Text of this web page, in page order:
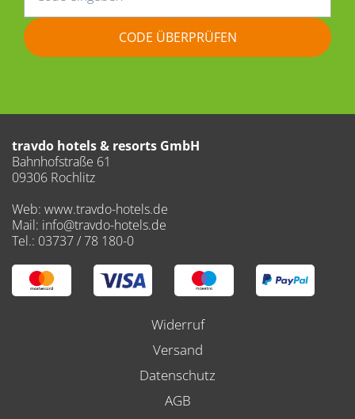
CODE ÜBERPRÜFEN
travdo hotels & resorts GmbH
Bahnhofstraße 61
09306 Rochlitz
Web: www.travdo-hotels.de
Mail: info@travdo-hotels.de
Tel.: 03737 / 78 180-0
Widerruf
Versand
Datenschutz
AGB